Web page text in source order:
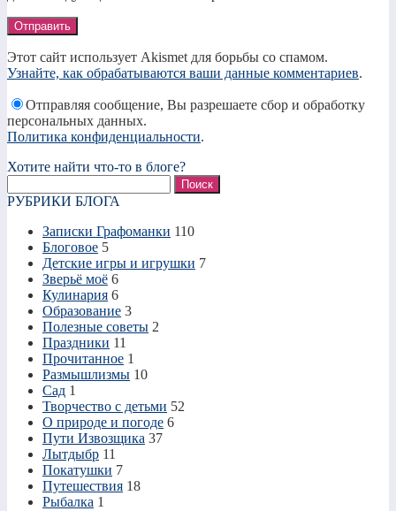
Этот сайт использует Akismet для борьбы со спамом.
Узнайте, как обрабатываются ваши данные комментариев.
Отправляя сообщение, Вы разрешаете сбор и обработку
персональных данных.
Политика конфиденциальности.
Хотите найти что-то в блоге?
РУБРИКИ БЛОГА
Записки Графоманки 110
Блоговое 5
Детские игры и игрушки 7
Зверьё моё 6
Кулинария 6
Образование 3
Полезные советы 2
Праздники 11
Прочитанное 1
Размышлизмы 10
Сад 1
Творчество с детьми 52
О природе и погоде 6
Пути Извозщика 37
Лытдыбр 11
Покатушки 7
Путешествия 18
Рыбалка 1